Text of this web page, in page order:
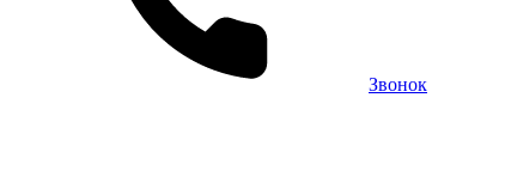
Звонок